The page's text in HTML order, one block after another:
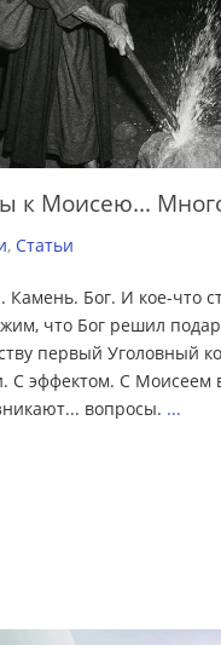
к Моисею...
, Статьи
Камень. Бог. И кое-что
что Бог решил
первый Уголовный
С эффектом. С Моисеем
вопросы. ...